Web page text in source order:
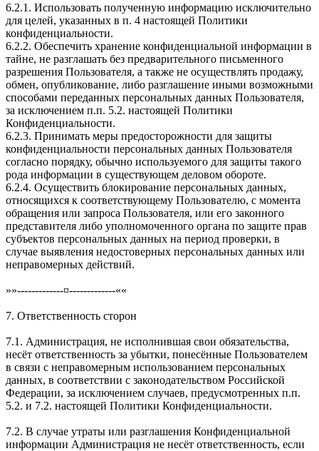
6.2.1. Использовать полученную информацию исключительно
для целей, указанных в п. 4 настоящей Политики
конфиденциальности.
6.2.2. Обеспечить хранение конфиденциальной информации в
тайне, не разглашать без предварительного письменного
разрешения Пользователя, а также не осуществлять продажу,
обмен, опубликование, либо разглашение иными возможными
способами переданных персональных данных Пользователя,
за исключением п.п. 5.2. настоящей Политики
Конфиденциальности.
6.2.3. Принимать меры предосторожности для защиты
конфиденциальности персональных данных Пользователя
согласно порядку, обычно используемого для защиты такого
рода информации в существующем деловом обороте.
6.2.4. Осуществить блокирование персональных данных,
относящихся к соответствующему Пользователю, с момента
обращения или запроса Пользователя, или его законного
представителя либо уполномоченного органа по защите прав
субъектов персональных данных на период проверки, в
случае выявления недостоверных персональных данных или
неправомерных действий.
»»-------------¤-------------««
7. Ответственность сторон
7.1. Администрация, не исполнившая свои обязательства,
несёт ответственность за убытки, понесённые Пользователем
в связи с неправомерным использованием персональных
данных, в соответствии с законодательством Российской
Федерации, за исключением случаев, предусмотренных п.п.
5.2. и 7.2. настоящей Политики Конфиденциальности.
7.2. В случае утраты или разглашения Конфиденциальной
информации Администрация не несёт ответственность, если